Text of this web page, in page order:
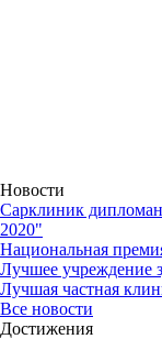
Новости
Сарклиник
2020"
Национальная
Лучшее учреждение
Лучшая частная
Все новости
Достижения